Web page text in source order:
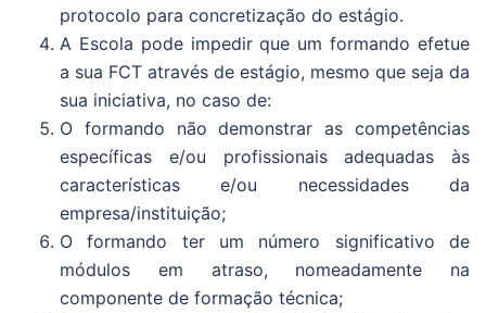
protocolo para concretização do estágio.
A Escola pode impedir que um formando efetue
a sua FCT através de estágio, mesmo que seja da
sua iniciativa, no caso de:
O formando não demonstrar as competências
específicas e/ou profissionais adequadas às
características e/ou necessidades da
empresa/instituição;
O formando ter um número significativo de
módulos em atraso, nomeadamente na
componente de formação técnica;